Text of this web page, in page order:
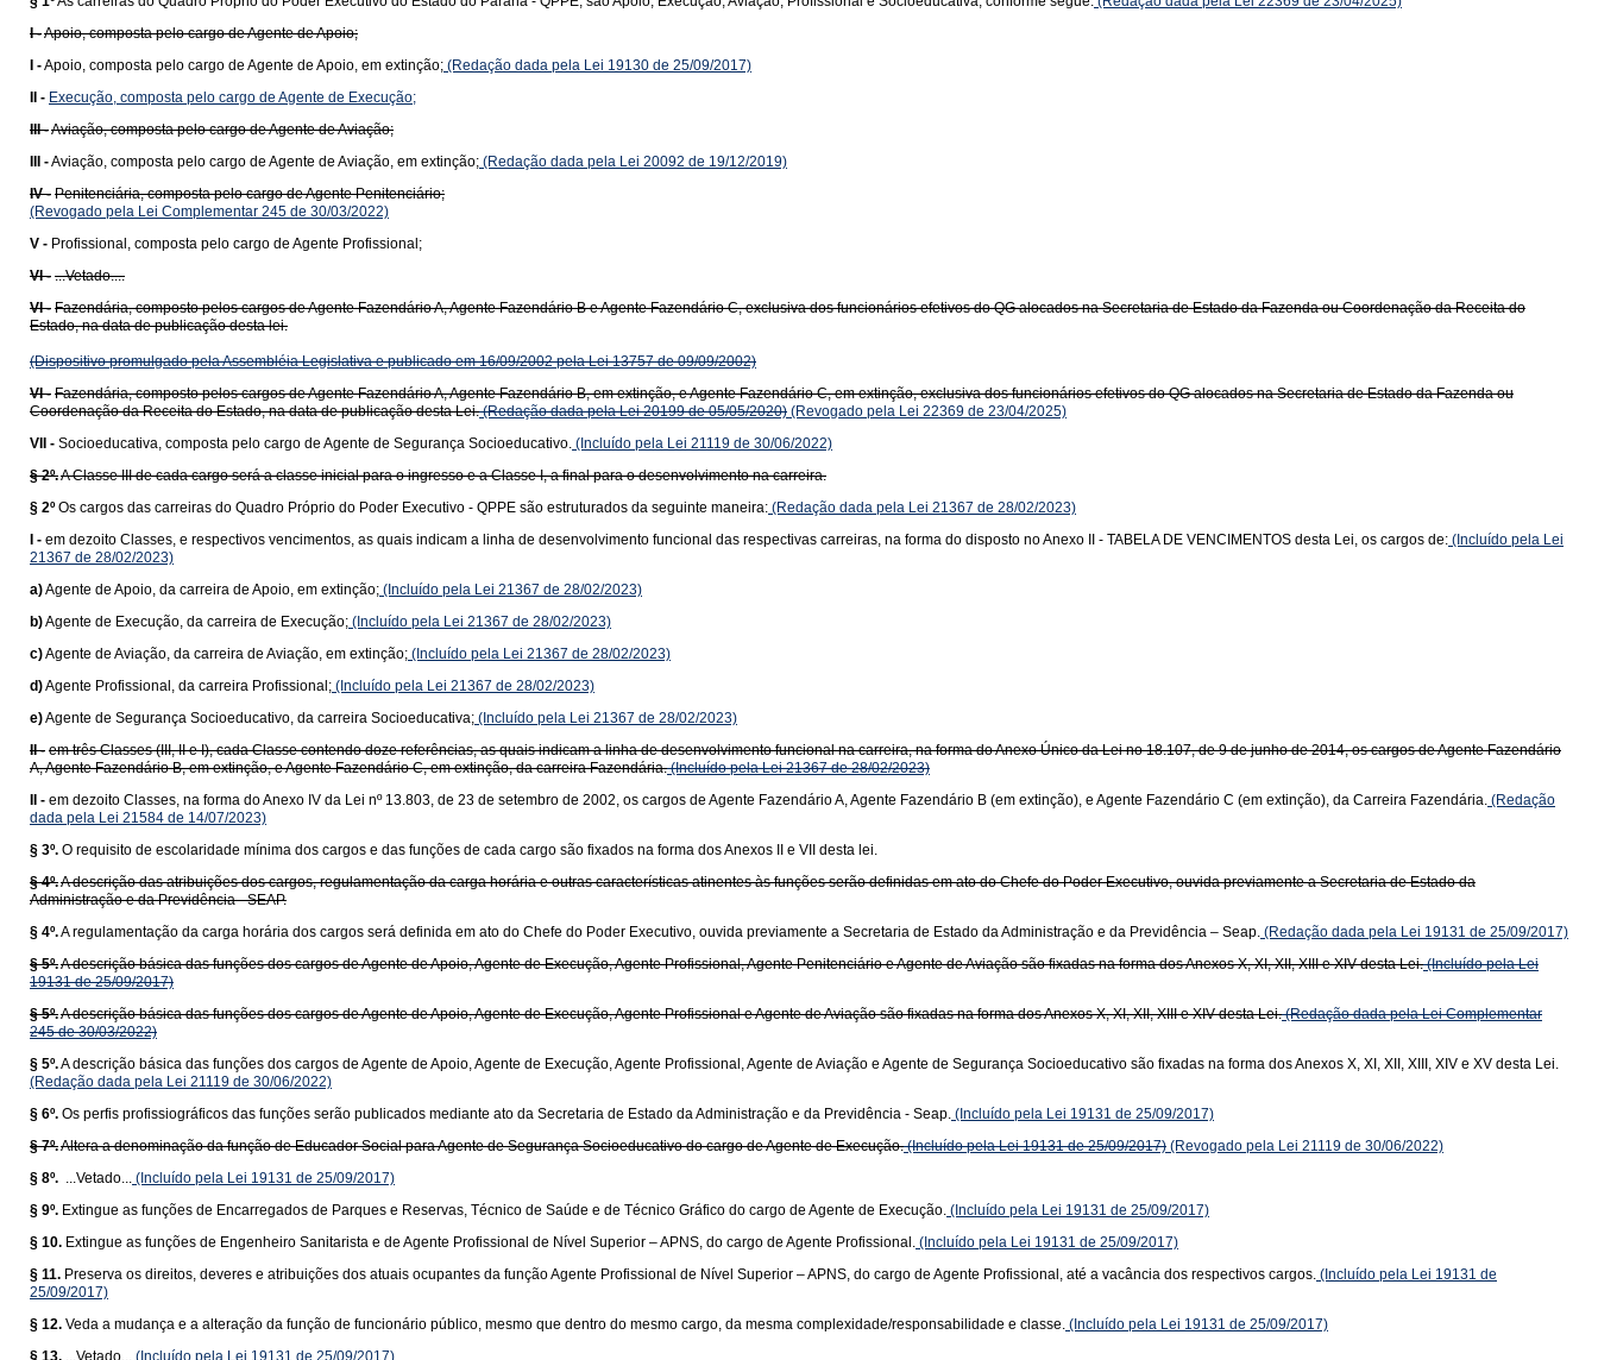
I -Apoio, composta pelo cargo de Agente de Apoio;
I -Apoio, composta pelo cargo de Agente de Apoio, em extinção; (Redação dada pela Lei 19130 de 25/09/2017)
II - Execução, composta pelo cargo de Agente de Execução;
III -Aviação, composta pelo cargo de Agente de Aviação;
III -Aviação, composta pelo cargo de Agente de Aviação, em extinção; (Redação dada pela Lei 20092 de 19/12/2019)
IV - Penitenciária, composta pelo cargo de Agente Penitenciário;
(Revogado pela Lei Complementar 245 de 30/03/2022)
V - Profissional, composta pelo cargo de Agente Profissional;
VI - ...Vetado....
VI - Fazendária, composto pelos cargos de Agente Fazendário A, Agente Fazendário B e Agente Fazendário C, exclusiva dos funcionários efetivos do QG alocados na Secretaria de Estado da Fazenda ou Coordenação da Receita do
Estado, na data de publicação desta lei.
(Dispositivo promulgado pela Assembléia Legislativa e publicado em 16/09/2002 pela Lei 13757 de 09/09/2002)
VI - Fazendária, composto pelos cargos de Agente Fazendário A, Agente Fazendário B, em extinção, e Agente Fazendário C, em extinção, exclusiva dos funcionários efetivos do QG alocados na Secretaria de Estado da Fazenda ou
Coordenação da Receita do Estado, na data de publicação desta Lei.(Redação dada pela Lei 20199 de 05/05/2020) (Revogado pela Lei 22369 de 23/04/2025)
VII - Socioeducativa, composta pelo cargo de Agente de Segurança Socioeducativo. (Incluído pela Lei 21119 de 30/06/2022)
§ 2º.A Classe III de cada cargo será a classe inicial para o ingresso e a Classe I, a final para o desenvolvimento na carreira.
§ 2º Os cargos das carreiras do Quadro Próprio do Poder Executivo - QPPE são estruturados da seguinte maneira: (Redação dada pela Lei 21367 de 28/02/2023)
I - em dezoito Classes, e respectivos vencimentos, as quais indicam a linha de desenvolvimento funcional das respectivas carreiras, na forma do disposto no Anexo II - TABELA DE VENCIMENTOS desta Lei, os cargos de: (Incluído pela Lei
21367 de 28/02/2023)
a)Agente de Apoio, da carreira de Apoio, em extinção; (Incluído pela Lei 21367 de 28/02/2023)
b)Agente de Execução, da carreira de Execução; (Incluído pela Lei 21367 de 28/02/2023)
c)Agente de Aviação, da carreira de Aviação, em extinção; (Incluído pela Lei 21367 de 28/02/2023)
d)Agente Profissional, da carreira Profissional; (Incluído pela Lei 21367 de 28/02/2023)
e)Agente de Segurança Socioeducativo, da carreira Socioeducativa; (Incluído pela Lei 21367 de 28/02/2023)
II - em três Classes (III, II e I), cada Classe contendo doze referências, as quais indicam a linha de desenvolvimento funcional na carreira, na forma do Anexo Único da Lei no 18.107, de 9 de junho de 2014, os cargos de Agente Fazendário
A, Agente Fazendário B, em extinção, e Agente Fazendário C, em extinção, da carreira Fazendária.(Incluído pela Lei 21367 de 28/02/2023)
II - em dezoito Classes, na forma do Anexo IV da Lei nº 13.803, de 23 de setembro de 2002, os cargos de Agente Fazendário A, Agente Fazendário B (em extinção), e Agente Fazendário C (em extinção), da Carreira Fazendária. (Redação
dada pela Lei 21584 de 14/07/2023)
§ 3º. O requisito de escolaridade mínima dos cargos e das funções de cada cargo são fixados na forma dos Anexos II e VII desta lei.
§ 4º.A descrição das atribuições dos cargos, regulamentação da carga horária e outras características atinentes às funções serão definidas em ato do Chefe do Poder Executivo, ouvida previamente a Secretaria de Estado da
Administração e da Previdência - SEAP.
§ 4º.A regulamentação da carga horária dos cargos será definida em ato do Chefe do Poder Executivo, ouvida previamente a Secretaria de Estado da Administração e da Previdência – Seap. (Redação dada pela Lei 19131 de 25/09/2017)
§ 5º.A descrição básica das funções dos cargos de Agente de Apoio, Agente de Execução, Agente Profissional, Agente Penitenciário e Agente de Aviação são fixadas na forma dos Anexos X, XI, XII, XIII e XIV desta Lei.(Incluído pela Lei
19131 de 25/09/2017)
§ 5º.A descrição básica das funções dos cargos de Agente de Apoio, Agente de Execução, Agente Profissional e Agente de Aviação são fixadas na forma dos Anexos X, XI, XII, XIII e XIV desta Lei.(Redação dada pela Lei Complementar
245 de 30/03/2022)
§ 5º.A descrição básica das funções dos cargos de Agente de Apoio, Agente de Execução, Agente Profissional, Agente de Aviação e Agente de Segurança Socioeducativo são fixadas na forma dos Anexos X, XI, XII, XIII, XIV e XV desta Lei.
(Redação dada pela Lei 21119 de 30/06/2022)
§ 6º. Os perfis profissiográficos das funções serão publicados mediante ato da Secretaria de Estado da Administração e da Previdência - Seap. (Incluído pela Lei 19131 de 25/09/2017)
§ 7º.Altera a denominação da função de Educador Social para Agente de Segurança Socioeducativo do cargo de Agente de Execução.(Incluído pela Lei 19131 de 25/09/2017) (Revogado pela Lei 21119 de 30/06/2022)
§ 8º. ...Vetado... (Incluído pela Lei 19131 de 25/09/2017)
§ 9º. Extingue as funções de Encarregados de Parques e Reservas, Técnico de Saúde e de Técnico Gráfico do cargo de Agente de Execução. (Incluído pela Lei 19131 de 25/09/2017)
§ 10. Extingue as funções de Engenheiro Sanitarista e de Agente Profissional de Nível Superior – APNS, do cargo de Agente Profissional. (Incluído pela Lei 19131 de 25/09/2017)
§ 11. Preserva os direitos, deveres e atribuições dos atuais ocupantes da função Agente Profissional de Nível Superior – APNS, do cargo de Agente Profissional, até a vacância dos respectivos cargos. (Incluído pela Lei 19131 de
25/09/2017)
§ 12. Veda a mudança e a alteração da função de funcionário público, mesmo que dentro do mesmo cargo, da mesma complexidade/responsabilidade e classe. (Incluído pela Lei 19131 de 25/09/2017)
§ 13. ...Vetado... (Incluído pela Lei 19131 de 25/09/2017)